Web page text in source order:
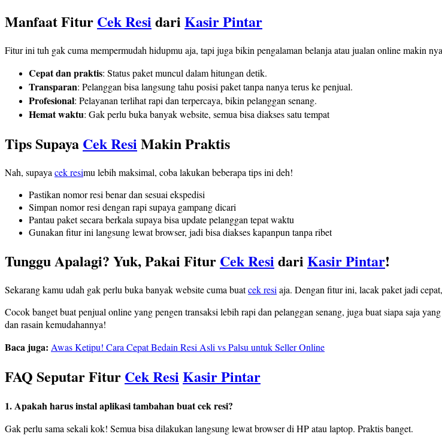
Manfaat Fitur Cek Resi dari Kasir Pintar
Fitur ini tuh gak cuma mempermudah hidupmu aja, tapi juga bikin pengalaman belanja atau jualan online makin
Cepat dan praktis: Status paket muncul dalam hitungan detik.
Transparan: Pelanggan bisa langsung tahu posisi paket tanpa nanya terus ke penjual.
Profesional: Pelayanan terlihat rapi dan terpercaya, bikin pelanggan senang.
Hemat waktu: Gak perlu buka banyak website, semua bisa diakses satu tempat
Tips Supaya Cek Resi Makin Praktis
Nah, supaya cek resimu lebih maksimal, coba lakukan beberapa tips ini deh!
Pastikan nomor resi benar dan sesuai ekspedisi
Simpan nomor resi dengan rapi supaya gampang dicari
Pantau paket secara berkala supaya bisa update pelanggan tepat waktu
Gunakan fitur ini langsung lewat browser, jadi bisa diakses kapanpun tanpa ribet
Tunggu Apalagi? Yuk, Pakai Fitur Cek Resi dari Kasir Pintar!
Sekarang kamu udah gak perlu buka banyak website cuma buatcek resi aja. Dengan fitur ini, lacak paket jadi
Cocok banget buat penjual online yang pengen transaksi lebih rapi dan pelanggan senang, juga buat siapa saja
dan rasain kemudahannya!
Baca juga: Awas Ketipu! Cara Cepat Bedain Resi Asli vs Palsu untuk Seller Online
FAQ Seputar Fitur Cek Resi Kasir Pintar
1. Apakah harus instal aplikasi tambahan buat cek resi?
Gak perlu sama sekali kok! Semua bisa dilakukan langsung lewat browser di HP atau laptop. Praktis banget.